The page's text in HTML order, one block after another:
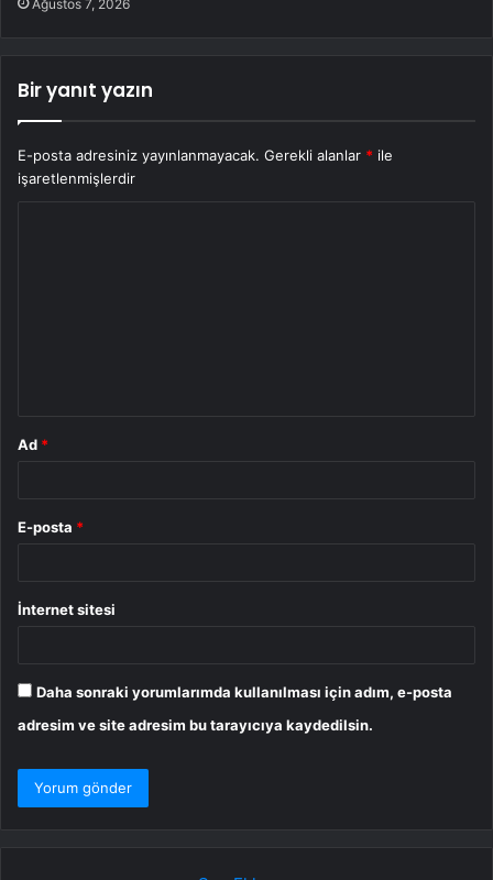
Ağustos 7, 2026
Bir yanıt yazın
E-posta adresiniz yayınlanmayacak. Gerekli alanlar * ile
işaretlenmişlerdir
Ad *
E-posta *
İnternet sitesi
Daha sonraki yorumlarımda kullanılması için adım, e-posta
adresim ve site adresim bu tarayıcıya kaydedilsin.